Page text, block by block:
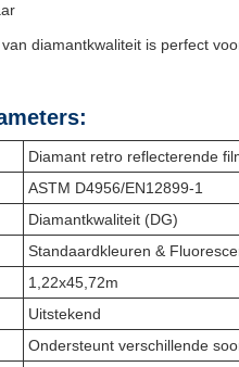
diamantkwaliteit is perfect
Diamant retro reflecterende
ASTM D4956/EN12899-1
Diamantkwaliteit (DG)
Standaardkleuren &
1,22x45,72m
Uitstekend
Ondersteunt verschillende